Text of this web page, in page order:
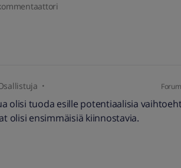
olisi tuoda esille potentiaalisia
olisi ensimmäisiä kiinnostavia.